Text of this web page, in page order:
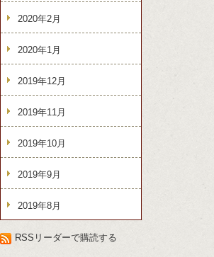
2020年2月
2020年1月
2019年12月
2019年11月
2019年10月
2019年9月
2019年8月
RSSリーダーで購読する